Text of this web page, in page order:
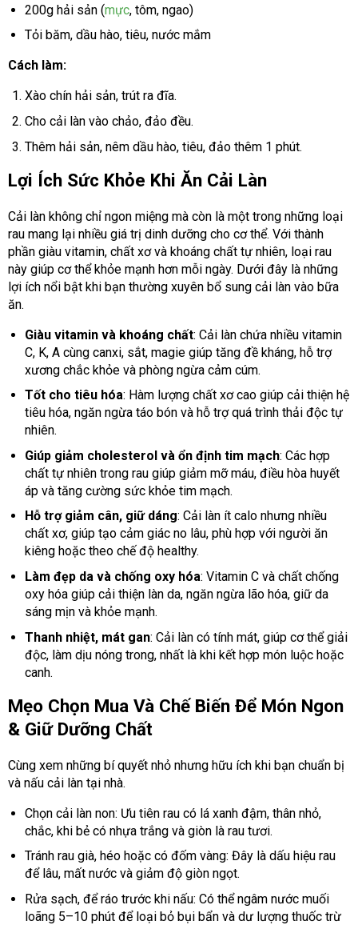
200g hải sản (mực, tôm, ngao)
Tỏi băm, dầu hào, tiêu, nước mắm
Cách làm:
Xào chín hải sản, trút ra đĩa.
Cho cải làn vào chảo, đảo đều.
Thêm hải sản, nêm dầu hào, tiêu, đảo thêm 1 phút.
Lợi Ích Sức Khỏe Khi Ăn Cải Làn
Cải làn không chỉ ngon miệng mà còn là một trong những loại
rau mang lại nhiều giá trị dinh dưỡng cho cơ thể. Với thành
phần giàu vitamin, chất xơ và khoáng chất tự nhiên, loại rau
này giúp cơ thể khỏe mạnh hơn mỗi ngày. Dưới đây là những
lợi ích nổi bật khi bạn thường xuyên bổ sung cải làn vào bữa
ăn.
Giàu vitamin và khoáng chất: Cải làn chứa nhiều vitamin
C, K, A cùng canxi, sắt, magie giúp tăng đề kháng, hỗ trợ
xương chắc khỏe và phòng ngừa cảm cúm.
Tốt cho tiêu hóa: Hàm lượng chất xơ cao giúp cải thiện hệ
tiêu hóa, ngăn ngừa táo bón và hỗ trợ quá trình thải độc tự
nhiên.
Giúp giảm cholesterol và ổn định tim mạch: Các hợp
chất tự nhiên trong rau giúp giảm mỡ máu, điều hòa huyết
áp và tăng cường sức khỏe tim mạch.
Hỗ trợ giảm cân, giữ dáng: Cải làn ít calo nhưng nhiều
chất xơ, giúp tạo cảm giác no lâu, phù hợp với người ăn
kiêng hoặc theo chế độ healthy.
Làm đẹp da và chống oxy hóa: Vitamin C và chất chống
oxy hóa giúp cải thiện làn da, ngăn ngừa lão hóa, giữ da
sáng mịn và khỏe mạnh.
Thanh nhiệt, mát gan: Cải làn có tính mát, giúp cơ thể giải
độc, làm dịu nóng trong, nhất là khi kết hợp món luộc hoặc
canh.
Mẹo Chọn Mua Và Chế Biến Để Món Ngon
& Giữ Dưỡng Chất
Cùng xem những bí quyết nhỏ nhưng hữu ích khi bạn chuẩn bị
và nấu cải làn tại nhà.
Chọn cải làn non: Ưu tiên rau có lá xanh đậm, thân nhỏ,
chắc, khi bẻ có nhựa trắng và giòn là rau tươi.
Tránh rau già, héo hoặc có đốm vàng: Đây là dấu hiệu rau
để lâu, mất nước và giảm độ giòn ngọt.
Rửa sạch, để ráo trước khi nấu: Có thể ngâm nước muối
loãng 5–10 phút để loại bỏ bụi bẩn và dư lượng thuốc trừ